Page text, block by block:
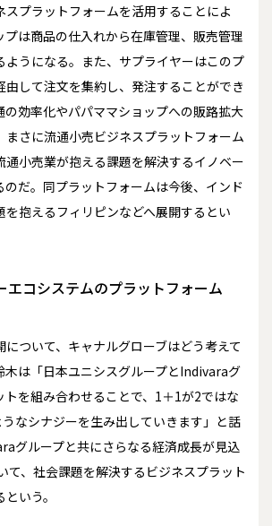
スプラットフォームを活用することによ
プは商品の仕入れから在庫管理、販売管理
ようになる。また、サプライヤーはこのプ
由して注文を集約し、発注することができ
の効率化やパパママショップへの販路拡大
まさに流通小売ビジネスプラットフォーム
通小売業が抱える課題を解決するイノベー
のだ。同プラットフォームは今後、インド
を抱えるフィリピンなどへ展開するとい
エコシステムのプラットフォーム
ついて、キャナルグローブはどう考えて
木は「日本ユニシスグループとIndivaraグ
トを組み合わせることで、1＋1が2ではな
なシナジーを生み出していきます」と話
グループと共にさらなる経済成長が見込
て、社会課題を解決するビジネスプラット
いう。